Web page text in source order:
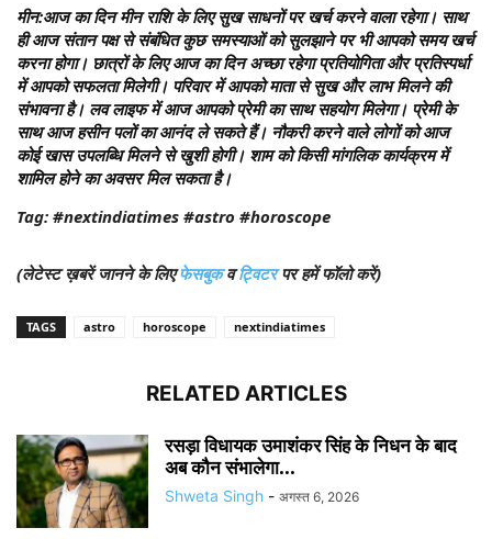
मीन:आज का दिन मीन राशि के लिए सुख साधनों पर खर्च करने वाला रहेगा। साथ
ही आज संतान पक्ष से संबंधित कुछ समस्याओं को सुलझाने पर भी आपको समय खर्च
करना होगा। छात्रों के लिए आज का दिन अच्छा रहेगा प्रतियोगिता और प्रतिस्पर्धा
में आपको सफलता मिलेगी। परिवार में आपको माता से सुख और लाभ मिलने की
संभावना है। लव लाइफ में आज आपको प्रेमी का साथ सहयोग मिलेगा। प्रेमी के
साथ आज हसीन पलों का आनंद ले सकते हैं। नौकरी करने वाले लोगों को आज
कोई खास उपलब्धि मिलने से खुशी होगी। शाम को किसी मांगलिक कार्यक्रम में
शामिल होने का अवसर मिल सकता है।
Tag: #nextindiatimes #astro #horoscope
(लेटेस्ट ख़बरें जानने के लिएफेसबुकवट्विटरपर हमें फॉलो करें)
TAGS astro horoscope nextindiatimes
RELATED ARTICLES
रसड़ा विधायक उमाशंकर सिंह के निधन के बाद
अब कौन संभालेगा...
Shweta Singh - अगस्त 6, 2026